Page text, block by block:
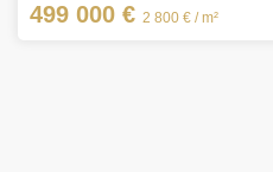
499 000 € 2 800 € / m²